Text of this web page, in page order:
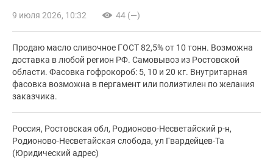
9 июля 2026, 10:32 44 (—)
Продаю масло сливочное ГОСТ 82,5% от 10 тонн. Возможна
доставка в любой регион РФ. Самовывоз из Ростовской
области. Фасовка гофрокороб: 5, 10 и 20 кг. Внутритарная
фасовка возможна в пергамент или полиэтилен по желания
заказчика.
Россия, Ростовская обл, Родионово-Несветайский р-н,
Родионово-Несветайская слобода, ул Гвардейцев-Та
(Юридический адрес)